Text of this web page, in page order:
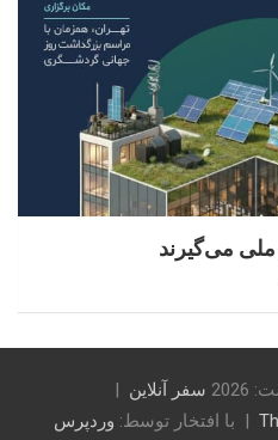
می‌گیرند
سفر آنلاین
با افتخار توسط: وردپرس